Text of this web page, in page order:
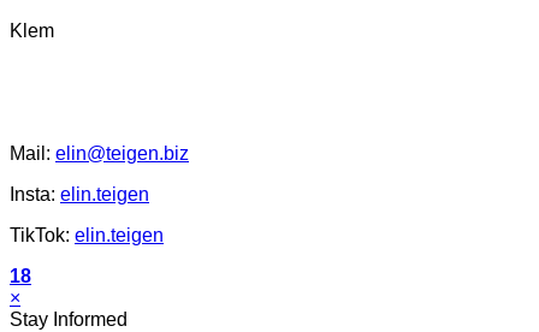
Klem
Mail: elin@teigen.biz
Insta: elin.teigen
TikTok: elin.teigen
18
×
Stay Informed